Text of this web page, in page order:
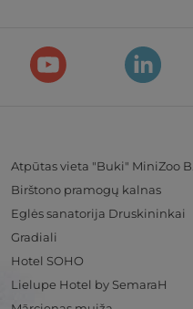
Birštono pramogų kalnas
Eglės sanatorija Druskininkai
Gradiali
Hotel SOHO
Lielupe Hotel by SemaraH